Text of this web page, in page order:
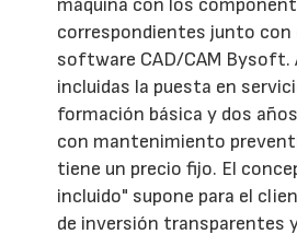
máquina con los
correspondientes junto con
software CAD/CAM Bysoft.
incluidas la puesta en
formación básica y dos
con mantenimiento
tiene un precio fijo. El
incluido" supone para el
de inversión transparentes